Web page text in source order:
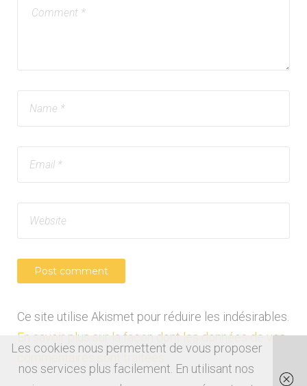
Ce site utilise Akismet pour réduire les indésirables.
En savoir plus sur la façon dont les données de vos
commentaires sont traitées.
Les cookies nous permettent de vous proposer
nos services plus facilement. En utilisant nos